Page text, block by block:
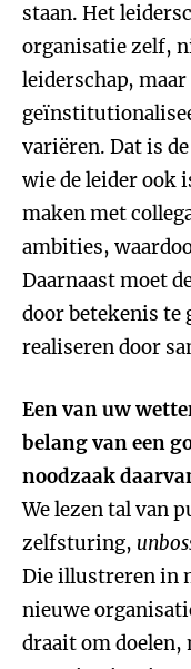
staan. Het
organisatie zelf,
leiderschap,
variëren. Dat is
wie de leider ook
maken met
ambities,
Daarnaast moet
door betekenis te
realiseren door
Een van uw
belang van een
noodzaak
We lezen tal van
zelfsturing,
Die illustreren in
nieuwe
draait om doelen,